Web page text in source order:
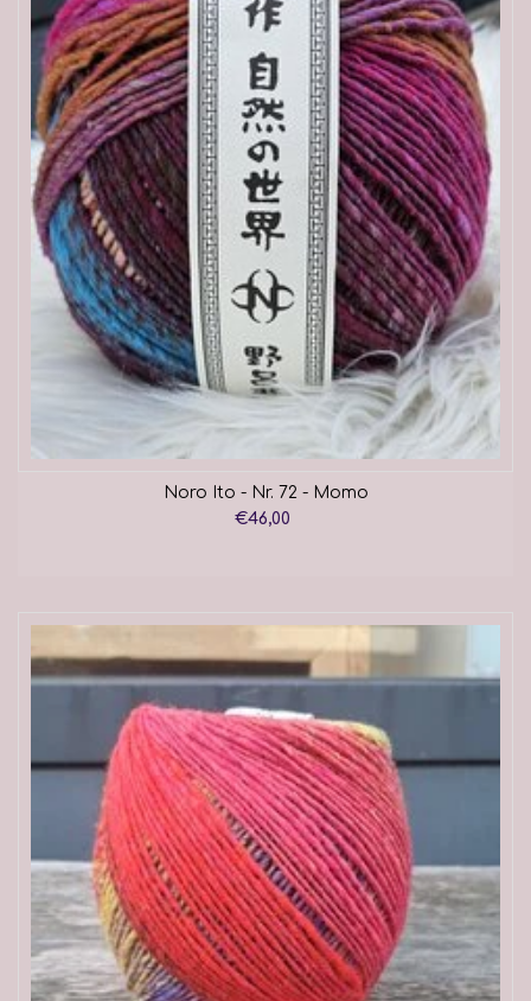
Noro Ito - Nr. 72 - Momo
€46,00